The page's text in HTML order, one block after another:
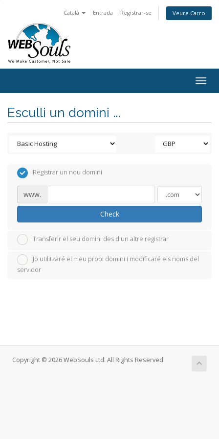
Català Entrada Registrar-se Veure Carro
Esculli un domini ...
Registrar un nou domini
www.
Check
Transferir el seu domini des d'un altre registrar
Jo utilitzaré el meu propi domini i modificaré els noms del
servidor
Copyright © 2026 WebSouls Ltd. All Rights Reserved.